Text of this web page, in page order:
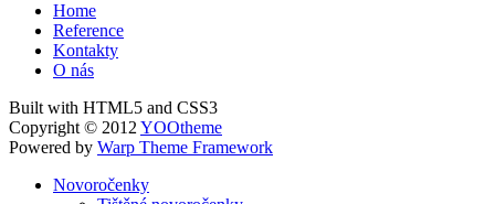
Home
Reference
Kontakty
O nás
Built with HTML5 and CSS3
Copyright © 2012 YOOtheme
Powered by Warp Theme Framework
Novoročenky